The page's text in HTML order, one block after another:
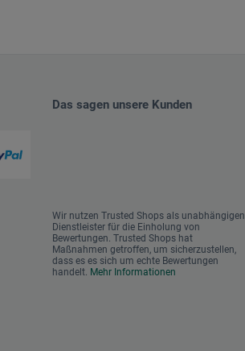
Das sagen unsere Kunden
Wir nutzen Trusted Shops als unabhängigen
Dienstleister für die Einholung von
Bewertungen. Trusted Shops hat
Maßnahmen getroffen, um sicherzustellen,
dass es es sich um echte Bewertungen
handelt. Mehr Informationen